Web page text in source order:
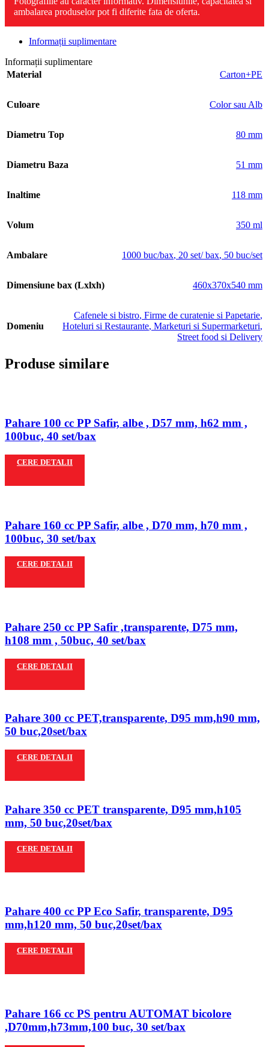
ambalarea produselor pot fi diferite fata de oferta.
Informații suplimentare
Informații suplimentare
Material
Carton+PE
Culoare Color sau Alb
Diametru Top 80 mm
Diametru Baza 51 mm
Inaltime 118 mm
Volum 350 ml
Ambalare 1000 buc/bax, 20 set/ bax, 50 buc/set
Dimensiune bax (Lxlxh) 460x370x540 mm
Domeniu
Cafenele si bistro, Firme de curatenie si Papetarie,
Hoteluri si Restaurante, Marketuri si Supermarketuri,
Street food si Delivery
Produse similare
Pahare 100 cc PP Safir, albe , D57 mm, h62 mm ,
100buc, 40 set/bax
CERE DETALII
Pahare 160 cc PP Safir, albe , D70 mm, h70 mm ,
100buc, 30 set/bax
CERE DETALII
Pahare 250 cc PP Safir ,transparente, D75 mm,
h108 mm , 50buc, 40 set/bax
CERE DETALII
Pahare 300 cc PET,transparente, D95 mm,h90 mm,
50 buc,20set/bax
CERE DETALII
Pahare 350 cc PET transparente, D95 mm,h105
mm, 50 buc,20set/bax
CERE DETALII
Pahare 400 cc PP Eco Safir, transparente, D95
mm,h120 mm, 50 buc,20set/bax
CERE DETALII
Pahare 166 cc PS pentru AUTOMAT bicolore
,D70mm,h73mm,100 buc, 30 set/bax